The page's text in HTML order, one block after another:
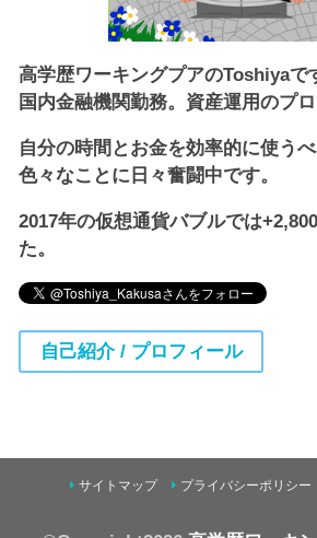
高学歴ワーキングプアのToshiyaで
国内金融機関勤務。資産運用のプロ
自分の時間とお金を効率的に使う
色々なことに日々奮闘中です。
2017年の仮想通貨バブルでは
た。
自己紹介 / プロフィール
サイトマップ プライバシーポリシー